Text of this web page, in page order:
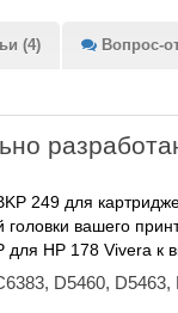
(4) Вопрос-
249 для
головки вашего
HP 178 Vivera к
D5460, D5463,